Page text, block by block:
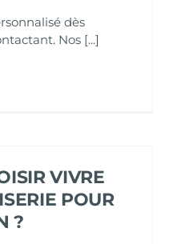
dès
Nos [...]
VIVRE
POUR
?